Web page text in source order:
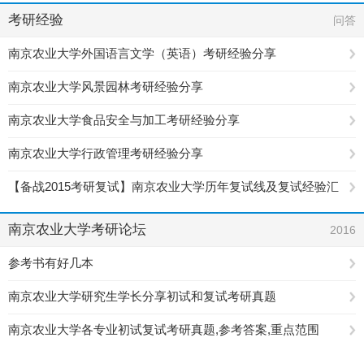
考研经验 问答
南京农业大学外国语言文学（英语）考研经验分享
南京农业大学风景园林考研经验分享
南京农业大学食品安全与加工考研经验分享
南京农业大学行政管理考研经验分享
【备战2015考研复试】南京农业大学历年复试线及复试经验汇
南京农业大学考研论坛 2016
参考书有好几本
南京农业大学研究生学长分享初试和复试考研真题
南京农业大学各专业初试复试考研真题,参考答案,重点范围